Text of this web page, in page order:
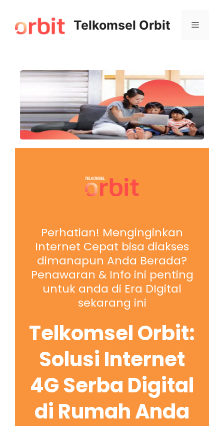
Telkomsel Orbit
Perhatian! Menginginkan
Internet Cepat bisa diakses
dimanapun Anda Berada?
Penawaran & Info ini penting
untuk anda di Era DIgital
sekarang ini
Telkomsel Orbit:
Solusi Internet
4G Serba Digital
di Rumah Anda